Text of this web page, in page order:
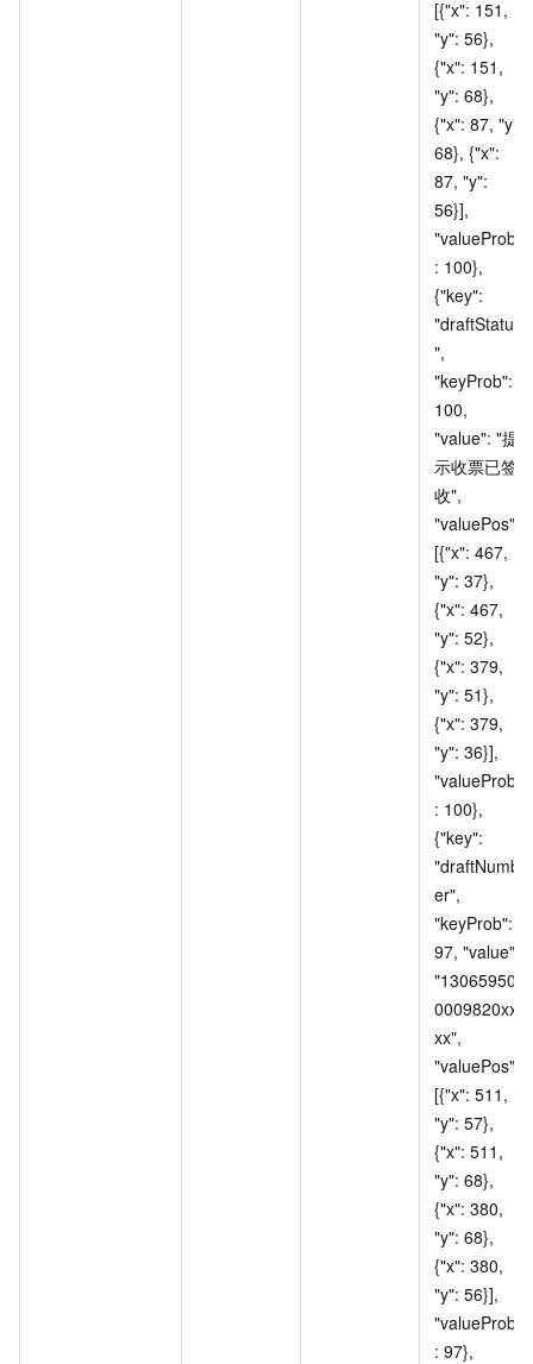
[{"x": 151,
"y": 56},
{"x": 151,
"y": 68},
{"x": 87, "y":
68}, {"x":
87, "y":
56}],
"valueProb"
: 100},
{"key":
"draftStatus
",
"keyProb":
100,
"value": "提
示收票已签
收",
"valuePos":
[{"x": 467,
"y": 37},
{"x": 467,
"y": 52},
{"x": 379,
"y": 51},
{"x": 379,
"y": 36}],
"valueProb"
: 100},
{"key":
"draftNumb
er",
"keyProb":
97, "value":
"13065950
0009820xx
xx",
"valuePos":
[{"x": 511,
"y": 57},
{"x": 511,
"y": 68},
{"x": 380,
"y": 68},
{"x": 380,
"y": 56}],
"valueProb"
: 97},